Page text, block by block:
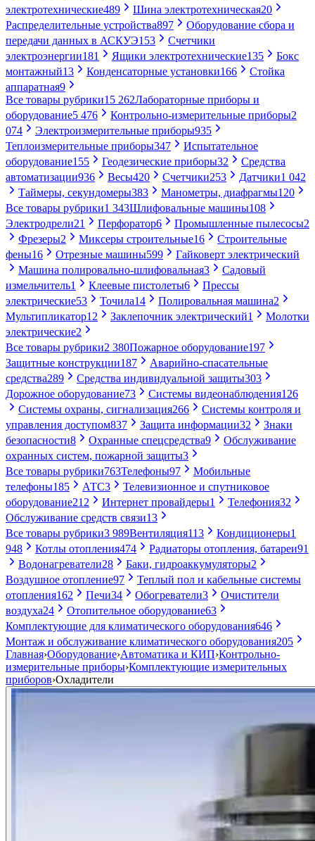
электротехнические489 Шина электротехническая20
Распределительные устройства897
Оборудование сбора и
передачи данных в АСКУЭ153
Счетчики
электроэнергии181 Ящики электротехнические135
Бокс
монтажный13 Конденсаторные установки166
Стойка
аппаратная9
Все товары рубрики15 262Лабораторные приборы и
оборудование5 476 Контрольно-измерительные приборы2
074
Электроизмерительные приборы935
Теплоизмерительные приборы347
Испытательное
оборудование155 Геодезические приборы32
Средства
автоматизации936 Весы420 Счетчики253 Датчики1 042
Таймеры, секундомеры383 Манометры, диафрагмы120
Все товары рубрики1 343Шлифовальные машины108
Электродрели21 Перфоратор6 Промышленные пылесосы2
Фрезеры2 Миксеры строительные16
Строительные
фены16 Отрезные машины599
Гайковерт электрический
Машина полировально-шлифовальная3
Садовый
измельчитель1 Клеевые пистолеты6
Прессы
электрические53 Точила14 Полировальная машина2
Мультипликатор12 Заклепочник электрический1
Молотки
электрические2
Все товары рубрики2 380Пожарное оборудование197
Защитные конструкции187
Аварийно-спасательные
средства289 Средства индивидуальной защиты303
Дорожное оборудование73 Системы видеонаблюдения126
Системы охраны, сигнализация266
Системы контроля и
управления доступом837 Защита информации32
Знаки
безопасности8 Охранные спецсредства9
Обслуживание
охранных систем, пожарной защиты3
Все товары рубрики763Телефоны97
Мобильные
телефоны185 АТС3
Телевизионное и спутниковое
оборудование212 Интернет провайдеры1 Телефония32
Обслуживание средств связи13
Все товары рубрики3 989Вентиляция113 Кондиционеры1
948
Котлы отопления474 Радиаторы отопления, батареи91
Водонагреватели28 Баки, гидроаккумуляторы2
Воздушное отопление97
Теплый пол и кабельные системы
отопления162 Печи34 Обогреватели3
Очистители
воздуха24 Отопительное оборудование63
Комплектующие для климатического оборудования646
Монтаж и обслуживание климатического оборудования205
Главная›Оборудование›Автоматика и КИП›Контрольно-
измерительные приборы›Комплектующие измерительных
приборов›Охладители